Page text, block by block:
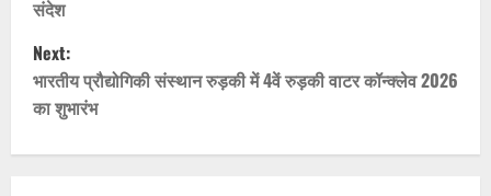
s
t
n
संदेश
Next:
भारतीय प्रौद्योगिकी संस्थान रुड़की में 4वें रुड़की वाटर कॉन्क्लेव 2026
का शुभारंभ